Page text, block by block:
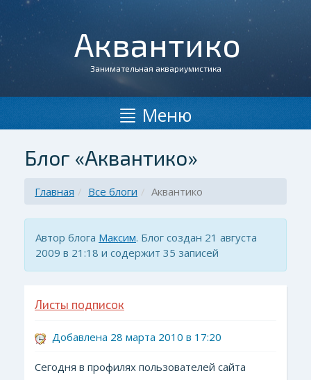
Аквантико
Занимательная аквариумистика
Меню
Блог «Аквантико»
Главная Все блоги Аквантико
Автор блога Максим. Блог создан 21 августа
2009 в 21:18 и содержит 35 записей
Листы подписок
Добавлена 28 марта 2010 в 17:20
Сегодня в профилях пользователей сайта